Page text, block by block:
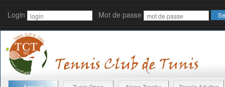
Login Mot de passe